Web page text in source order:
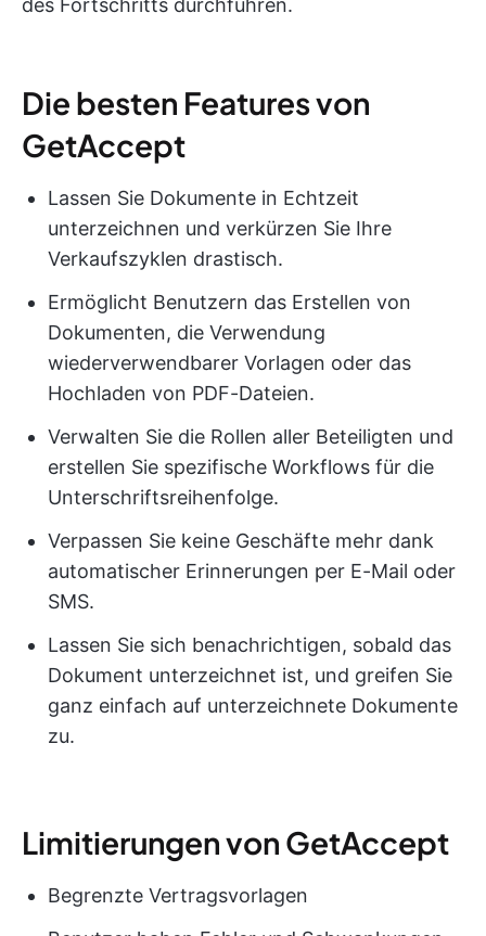
des Fortschritts durchführen.
Die besten Features von
GetAccept
Lassen Sie Dokumente in Echtzeit
unterzeichnen und verkürzen Sie Ihre
Verkaufszyklen drastisch.
Ermöglicht Benutzern das Erstellen von
Dokumenten, die Verwendung
wiederverwendbarer Vorlagen oder das
Hochladen von PDF-Dateien.
Verwalten Sie die Rollen aller Beteiligten und
erstellen Sie spezifische Workflows für die
Unterschriftsreihenfolge.
Verpassen Sie keine Geschäfte mehr dank
automatischer Erinnerungen per E-Mail oder
SMS.
Lassen Sie sich benachrichtigen, sobald das
Dokument unterzeichnet ist, und greifen Sie
ganz einfach auf unterzeichnete Dokumente
zu.
Limitierungen von GetAccept
Begrenzte Vertragsvorlagen